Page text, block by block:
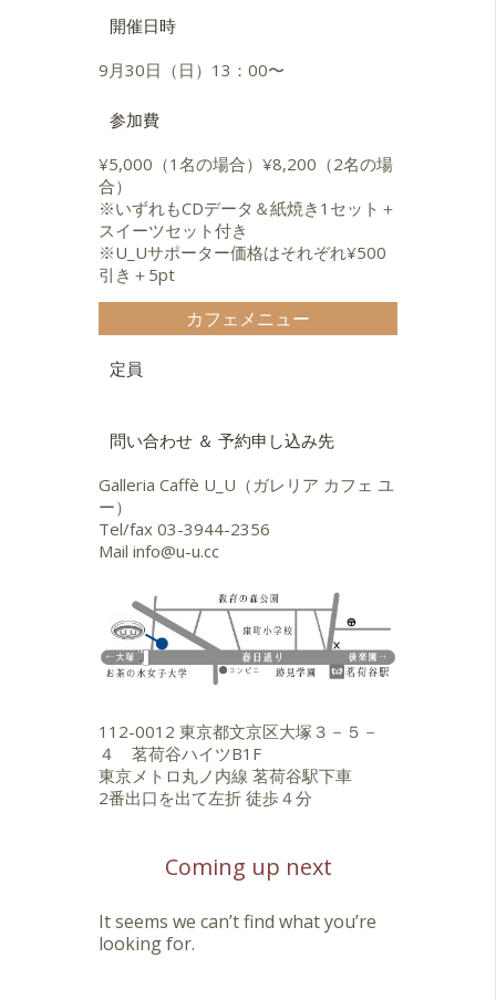
開催日時
9月30日（日）13：00〜
参加費
¥5,000（1名の場合）¥8,200（2名の場
合）
※いずれもCDデータ＆紙焼き1セット＋
スイーツセット付き
※U_Uサポーター価格はそれぞれ¥500
引き＋5pt
カフェメニュー
定員
問い合わせ ＆ 予約申し込み先
Galleria Caffè U_U（ガレリア カフェ ユ
ー）
Tel/fax 03-3944-2356
Mail info@u-u.cc
112-0012 東京都文京区大塚３－５－
４ 茗荷谷ハイツB1F
東京メトロ丸ノ内線 茗荷谷駅下車
2番出口を出て左折 徒歩４分
Coming up next
It seems we can’t find what you’re
looking for.